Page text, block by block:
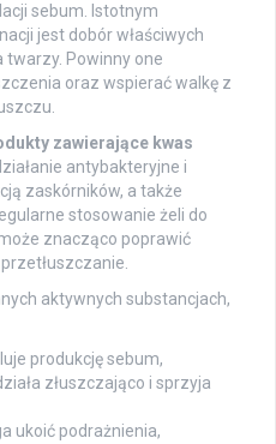
sebum. Istotnym
jest dobór właściwych
Powinny one
oraz wspierać walkę z
zawierające kwas
antybakteryjne i
zaskórników, a także
stosowanie żeli do
znacząco poprawić
aktywnych substancjach,
produkcję sebum,
złuszczająco i sprzyja
ukoić podrażnienia,